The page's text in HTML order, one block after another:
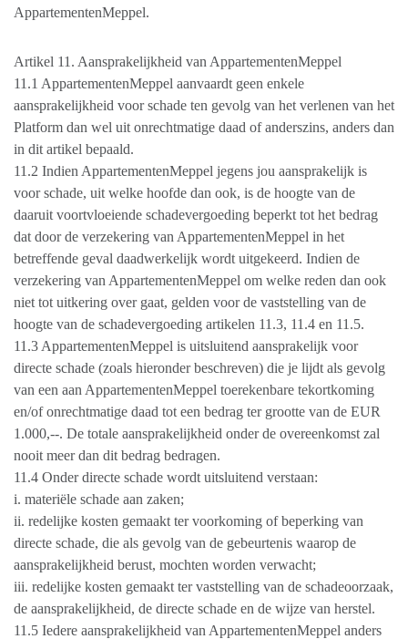
AppartementenMeppel.
Artikel 11. Aansprakelijkheid van AppartementenMeppel
11.1 AppartementenMeppel aanvaardt geen enkele
aansprakelijkheid voor schade ten gevolg van het verlenen van het
Platform dan wel uit onrechtmatige daad of anderszins, anders dan
in dit artikel bepaald.
11.2 Indien AppartementenMeppel jegens jou aansprakelijk is
voor schade, uit welke hoofde dan ook, is de hoogte van de
daaruit voortvloeiende schadevergoeding beperkt tot het bedrag
dat door de verzekering van AppartementenMeppel in het
betreffende geval daadwerkelijk wordt uitgekeerd. Indien de
verzekering van AppartementenMeppel om welke reden dan ook
niet tot uitkering over gaat, gelden voor de vaststelling van de
hoogte van de schadevergoeding artikelen 11.3, 11.4 en 11.5.
11.3 AppartementenMeppel is uitsluitend aansprakelijk voor
directe schade (zoals hieronder beschreven) die je lijdt als gevolg
van een aan AppartementenMeppel toerekenbare tekortkoming
en/of onrechtmatige daad tot een bedrag ter grootte van de EUR
1.000,--. De totale aansprakelijkheid onder de overeenkomst zal
nooit meer dan dit bedrag bedragen.
11.4 Onder directe schade wordt uitsluitend verstaan:
i. materiële schade aan zaken;
ii. redelijke kosten gemaakt ter voorkoming of beperking van
directe schade, die als gevolg van de gebeurtenis waarop de
aansprakelijkheid berust, mochten worden verwacht;
iii. redelijke kosten gemaakt ter vaststelling van de schadeoorzaak,
de aansprakelijkheid, de directe schade en de wijze van herstel.
11.5 Iedere aansprakelijkheid van AppartementenMeppel anders